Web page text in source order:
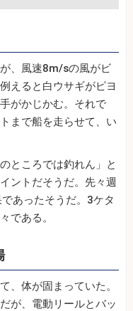
、風速8m/sの風がビ
えると白ウサギがピヨ
がかじかむ。それで
まで船を走らせて、い
ところでは釣れん」と
ントだそうだ。先々週
あったそうだ。3ケタ
である。
、体が固まっていた。
が、電動リールとバッ